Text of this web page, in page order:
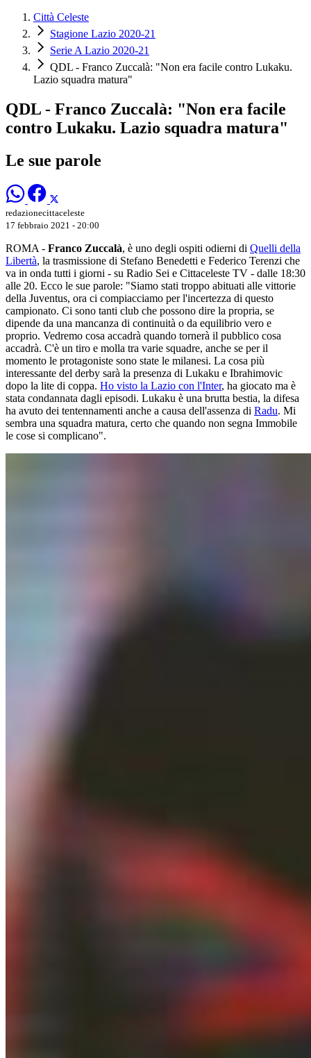
Città Celeste
Stagione Lazio 2020-21
Serie A Lazio 2020-21
QDL - Franco Zuccalà: "Non era facile contro Lukaku.
Lazio squadra matura"
QDL - Franco Zuccalà: "Non era facile
contro Lukaku. Lazio squadra matura"
Le sue parole
redazionecittaceleste
17 febbraio 2021 - 20:00
ROMA - Franco Zuccalà, è uno degli ospiti odierni di Quelli della
Libertà, la trasmissione di Stefano Benedetti e Federico Terenzi che
va in onda tutti i giorni - su Radio Sei e Cittaceleste TV - dalle 18:30
alle 20. Ecco le sue parole: "Siamo stati troppo abituati alle vittorie
della Juventus, ora ci compiacciamo per l'incertezza di questo
campionato. Ci sono tanti club che possono dire la propria, se
dipende da una mancanza di continuità o da equilibrio vero e
proprio. Vedremo cosa accadrà quando tornerà il pubblico cosa
accadrà. C'è un tiro e molla tra varie squadre, anche se per il
momento le protagoniste sono state le milanesi. La cosa più
interessante del derby sarà la presenza di Lukaku e Ibrahimovic
dopo la lite di coppa. Ho visto la Lazio con l'Inter, ha giocato ma è
stata condannata dagli episodi. Lukaku è una brutta bestia, la difesa
ha avuto dei tentennamenti anche a causa dell'assenza di Radu. Mi
sembra una squadra matura, certo che quando non segna Immobile
le cose si complicano".